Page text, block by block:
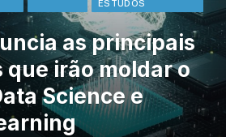
ESTUDOS
as principais
irão moldar o
Science e